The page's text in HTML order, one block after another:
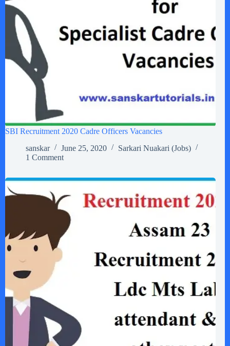
SBI Recruitment 2020 Cadre Officers Vacancies
sanskar
June 25, 2020
Sarkari Nuakari (Jobs)
1 Comment